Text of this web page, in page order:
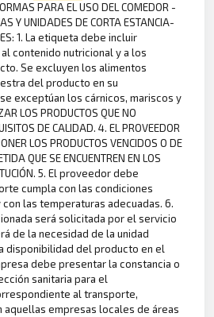
PARA EL USO DEL COMEDOR -
Y UNIDADES DE CORTA ESTANCIA-
1. La etiqueta debe incluir
contenido nutricional y a los
Se excluyen los alimentos
del producto en su
exceptúan los cárnicos, mariscos y
LOS PRODUCTOS QUE NO
DE CALIDAD. 4. EL PROVEEDOR
LOS PRODUCTOS VENCIDOS O DE
QUE SE ENCUENTREN EN LOS
5. El proveedor debe
cumpla con las condiciones
con las temperaturas adecuadas. 6.
será solicitada por el servicio
de la necesidad de la unidad
disponibilidad del producto en el
debe presentar la constancia o
sanitaria para el
al transporte,
aquellas empresas locales de áreas